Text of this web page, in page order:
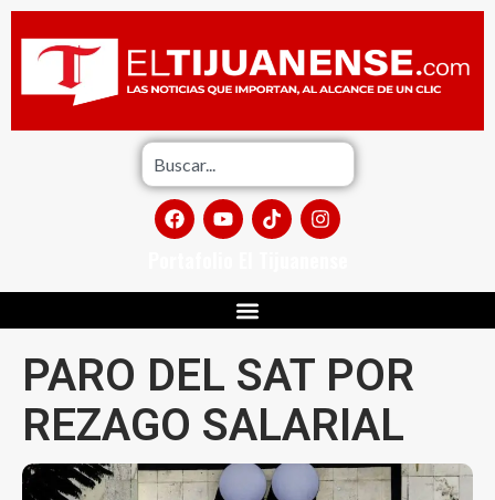
PARO DEL SAT POR
REZAGO SALARIAL